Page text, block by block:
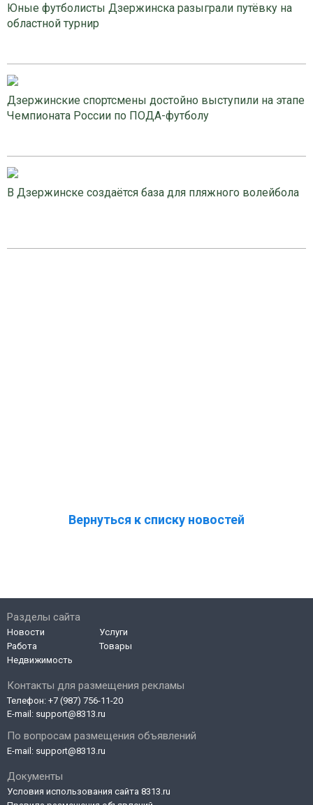
Юные футболисты Дзержинска разыграли путёвку на
областной турнир
Дзержинские спортсмены достойно выступили на этапе
Чемпионата России по ПОДА-футболу
В Дзержинске создаётся база для пляжного волейбола
Вернуться к списку новостей
Контакты для размещения рекламы
Телефон: +7 (987) 756-11-20
E-mail: support@8313.ru
По вопросам размещения объявлений
E-mail: support@8313.ru
Документы
Условия использования сайта 8313.ru
Разделы сайта
Новости
Работа
Недвижимость
Услуги
Товары